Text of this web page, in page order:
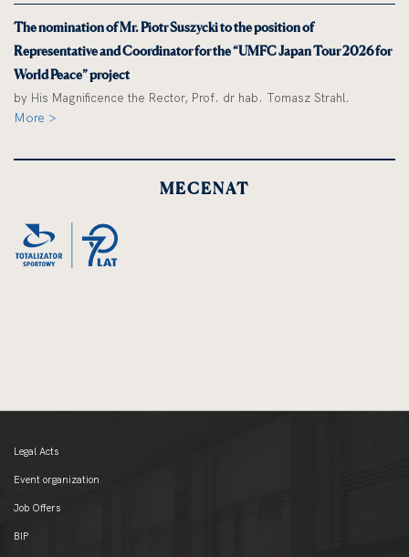
The nomination of Mr. Piotr Suszycki to the position of
Representative and Coordinator for the “UMFC Japan Tour 2026 for
World Peace” project
by His Magnificence the Rector, Prof. dr hab. Tomasz Strahl.
More >
MECENAT
Legal Acts
Event organization
Job Offers
BIP